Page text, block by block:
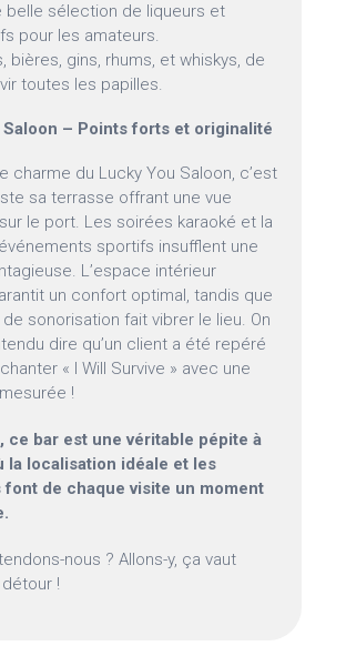
belle sélection de liqueurs et
pour les amateurs.
bières, gins, rhums, et whiskys, de
toutes les papilles.
Saloon – Points forts et originalité
charme du Lucky You Saloon, c’est
sa terrasse offrant une vue
le port. Les soirées karaoké et la
sportifs insufflent une
L’espace intérieur
un confort optimal, tandis que
sonorisation fait vibrer le lieu. On
dire qu’un client a été repéré
« I Will Survive » avec une
!
ce bar est une véritable pépite à
la localisation idéale et les
font de chaque visite un moment
nous ? Allons-y, ça vaut
!